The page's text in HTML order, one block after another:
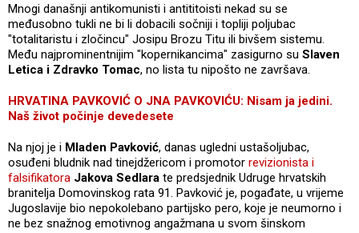
Mnogi današnji antikomunisti i antititoisti nekad su se
međusobno tukli ne bi li dobacili sočniji i topliji poljubac
"totalitaristu i zločincu" Josipu Brozu Titu ili bivšem sistemu.
Među najprominentnijim "kopernikancima" zasigurno su Slaven
Letica i Zdravko Tomac, no lista tu nipošto ne završava.
HRVATINA PAVKOVIĆ O JNA PAVKOVIĆU: Nisam ja jedini.
Naš život počinje devedesete
Na njoj je i Mladen Pavković, danas ugledni ustašoljubac,
osuđeni bludnik nad tinejdžericom i promotor revizionista i
falsifikatora Jakova Sedlara te predsjednik Udruge hrvatskih
branitelja Domovinskog rata 91. Pavković je, pogađate, u vrijeme
Jugoslavije bio nepokolebano partijsko pero, koje je neumorno i
ne bez snažnog emotivnog angažmana u svom šinskom